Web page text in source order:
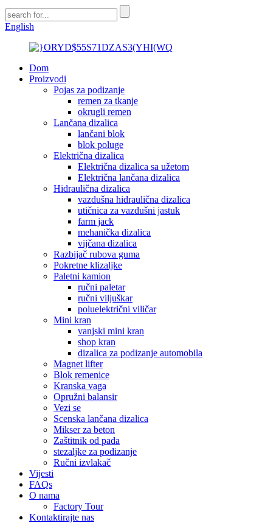
English
Dom
Proizvodi
Pojas za podizanje
remen za tkanje
okrugli remen
Lančana dizalica
lančani blok
blok poluge
Električna dizalica
Električna dizalica sa užetom
Električna lančana dizalica
Hidraulična dizalica
vazdušna hidraulična dizalica
utičnica za vazdušni jastuk
farm jack
mehanička dizalica
vijčana dizalica
Razbijač rubova guma
Pokretne klizaljke
Paletni kamion
ručni paletar
ručni viljuškar
poluelektrični viličar
Mini kran
vanjski mini kran
shop kran
dizalica za podizanje automobila
Magnet lifter
Blok remenice
Kranska vaga
Opružni balansir
Vezi se
Scenska lančana dizalica
Mikser za beton
Zaštitnik od pada
stezaljke za podizanje
Ručni izvlakač
Vijesti
FAQs
O nama
Factory Tour
Kontaktirajte nas